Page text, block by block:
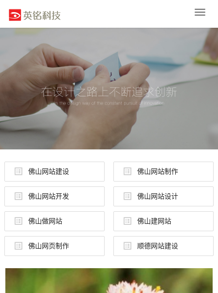
Toggle
佛山网站建设 佛山网站制作
佛山网站开发 佛山网站设计
佛山做网站 佛山建网站
佛山网页制作 顺德网站建设